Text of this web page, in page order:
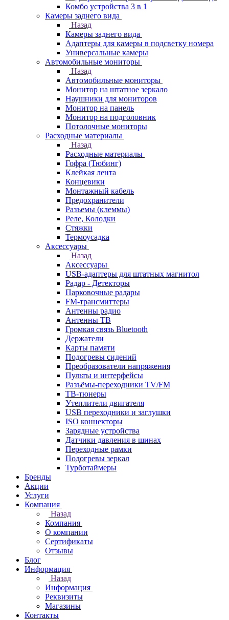
Комбо устройства 3 в 1
Камеры заднего вида
Назад
Камеры заднего вида
Адаптеры для камеры в подсветку номера
Универсальные камеры
Автомобильные мониторы
Назад
Автомобильные мониторы
Монитор на штатное зеркало
Наушники для мониторов
Монитор на панель
Монитор на подголовник
Потолочные мониторы
Расходные материалы
Назад
Расходные материалы
Гофра (Тюбинг)
Клейкая лента
Концевики
Монтажный кабель
Предохранители
Разъемы (клеммы)
Реле, Колодки
Стяжки
Термоусадка
Аксессуары
Назад
Аксессуары
USB-адаптеры для штатных магнитол
Радар - Детекторы
Парковочные радары
FM-трансмиттеры
Антенны радио
Антенны ТВ
Громкая связь Bluetooth
Держатели
Карты памяти
Подогревы сидений
Преобразователи напряжения
Пульты и интерфейсы
Разъёмы-переходники TV/FM
ТВ-тюнеры
Утеплители двигателя
USB переходники и заглушки
ISO коннекторы
Зарядные устройства
Датчики давления в шинах
Переходные рамки
Подогревы зеркал
Турботаймеры
Бренды
Акции
Услуги
Компания
Назад
Компания
О компании
Сертификаты
Отзывы
Блог
Информация
Назад
Информация
Реквизиты
Магазины
Контакты